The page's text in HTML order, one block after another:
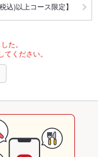
込)以上コース限定】
た。
ください。